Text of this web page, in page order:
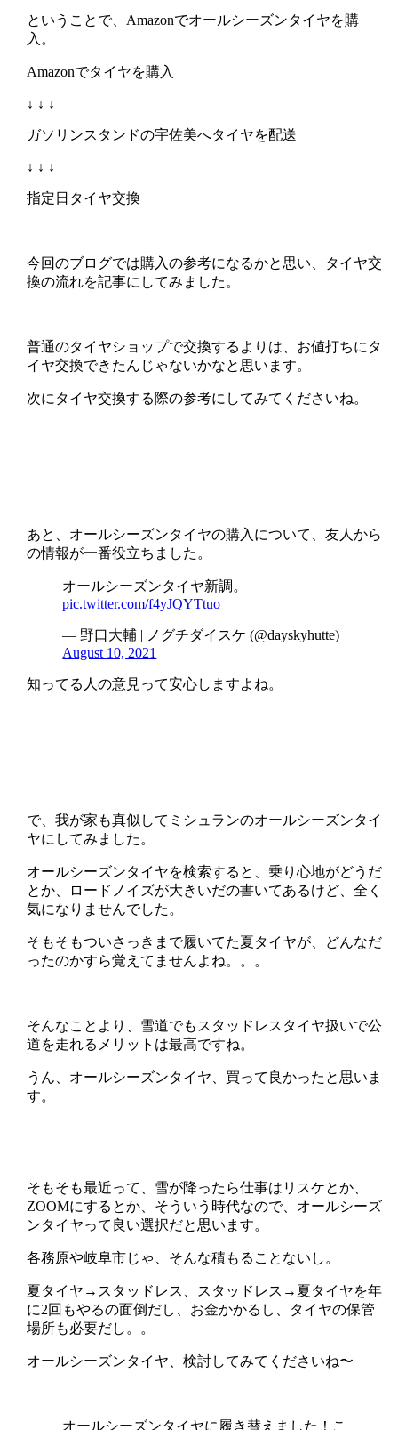
ということで、Amazonでオールシーズンタイヤを購
入。
Amazonでタイヤを購入
↓ ↓ ↓
ガソリンスタンドの宇佐美へタイヤを配送
↓ ↓ ↓
指定日タイヤ交換
今回のブログでは購入の参考になるかと思い、タイヤ交
換の流れを記事にしてみました。
普通のタイヤショップで交換するよりは、お値打ちにタ
イヤ交換できたんじゃないかなと思います。
次にタイヤ交換する際の参考にしてみてくださいね。
あと、オールシーズンタイヤの購入について、友人から
の情報が一番役立ちました。
オールシーズンタイヤ新調。
pic.twitter.com/f4yJQYTtuo
— 野口大輔 | ノグチダイスケ (@dayskyhutte)
August 10, 2021
知ってる人の意見って安心しますよね。
で、我が家も真似してミシュランのオールシーズンタイ
ヤにしてみました。
オールシーズンタイヤを検索すると、乗り心地がどうだ
とか、ロードノイズが大きいだの書いてあるけど、全く
気になりませんでした。
そもそもついさっきまで履いてた夏タイヤが、どんなだ
ったのかすら覚えてませんよね。。。
そんなことより、雪道でもスタッドレスタイヤ扱いで公
道を走れるメリットは最高ですね。
うん、オールシーズンタイヤ、買って良かったと思いま
す。
そもそも最近って、雪が降ったら仕事はリスケとか、
ZOOMにするとか、そういう時代なので、オールシーズ
ンタイヤって良い選択だと思います。
各務原や岐阜市じゃ、そんな積もることないし。
夏タイヤ→スタッドレス、スタッドレス→夏タイヤを年
に2回もやるの面倒だし、お金かかるし、タイヤの保管
場所も必要だし。。
オールシーズンタイヤ、検討してみてくださいね〜
オールシーズンタイヤに履き替えました！こ